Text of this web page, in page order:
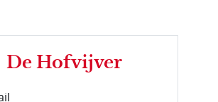
De Hofvijver